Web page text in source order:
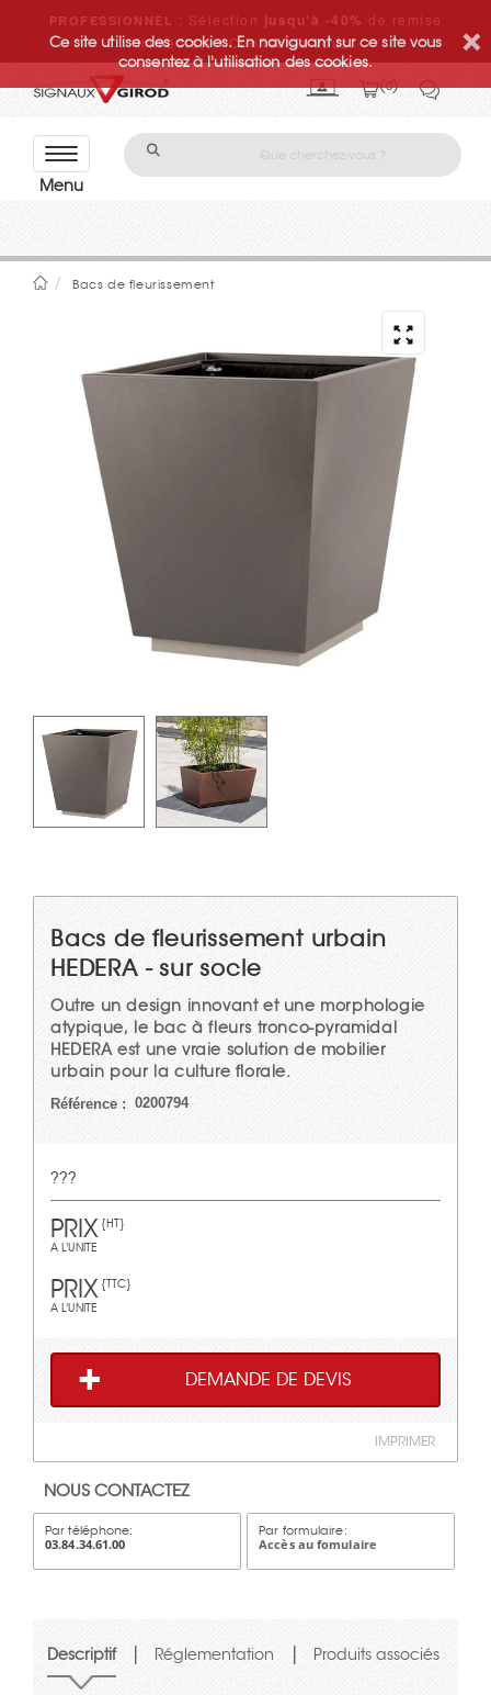
Ce site utilise des cookies. En naviguant sur ce site vous
consentez à l'utilisation des cookies.
PROFESSIONNEL : Sélection jusqu'à -40% de remise
immédiate ! Connectez-vous.
0
Con
Bacs de fleurissement
Bacs de fleurissement urbain
HEDERA - sur socle
Outre un design innovant et une morphologie
atypique, le bac à fleurs tronco-pyramidal
HEDERA est une vraie solution de mobilier
urbain pour la culture florale.
Référence : 0200794
???
PRIX {HT}
A L'UNITE
PRIX {TTC}
A L'UNITE
DEMANDE DE DEVIS
IMPRIMER
NOUS CONTACTEZ
Par téléphone:
03.84.34.61.00
Par formulaire:
Accès au fomulaire
Descriptif | Réglementation | Produits associés